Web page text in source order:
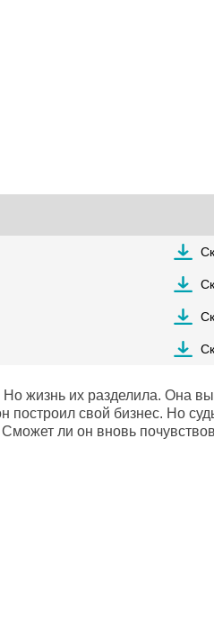
жизнь их разделила. Она
построил свой бизнес. Но
ли он вновь